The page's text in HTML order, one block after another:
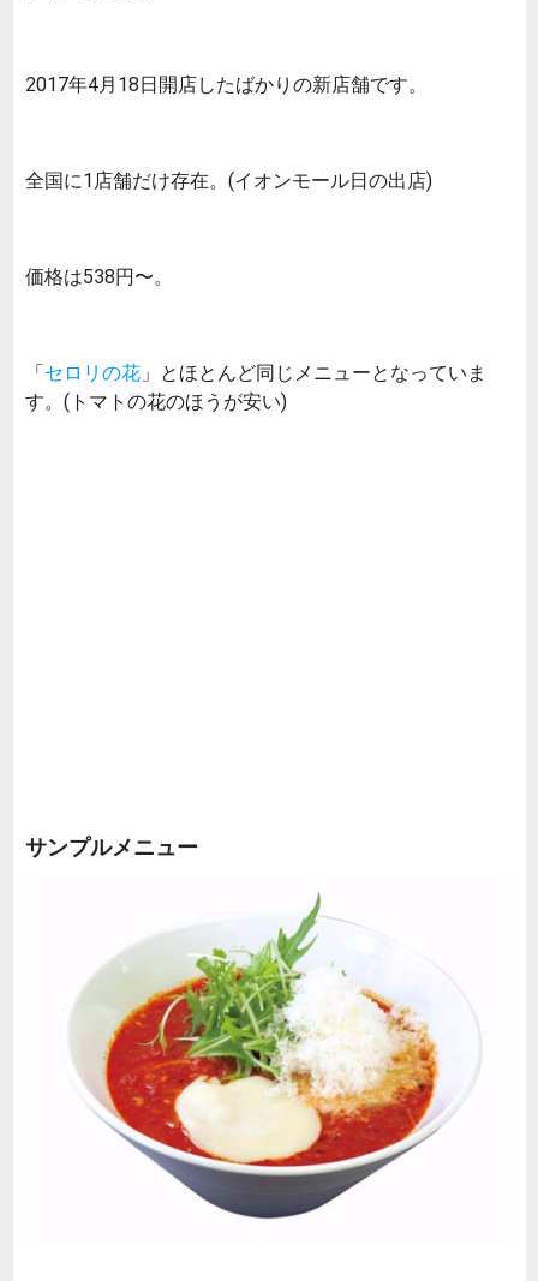
2017年4月18日開店したばかりの新店舗です。
全国に1店舗だけ存在。(イオンモール日の出店)
価格は538円〜。
「セロリの花 」とほとんど同じメニューとなっていま
す。(トマトの花のほうが安い)
サンプルメニュー